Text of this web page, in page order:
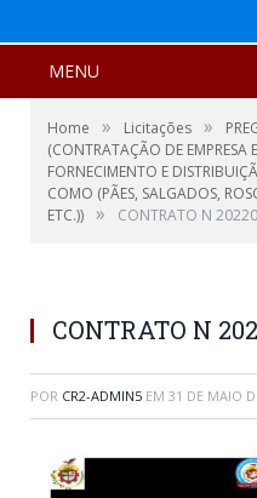
MENU
Home » Licitações »
(CONTRATAÇÃO DE EMPRESA
FORNECIMENTO E
COMO (PÃES, SALGADOS,
ETC.)) » CONTRATO N
CONTRATO N
POR CR2-ADMIN5 EM 31 DE MAIO